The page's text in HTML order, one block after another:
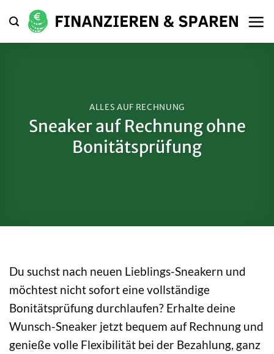
Inhalt
springen
ALLES AUF RECHNUNG
Sneaker auf Rechnung ohne
Bonitätsprüfung
Du suchst nach neuen Lieblings-Sneakern und
möchtest nicht sofort eine vollständige
Bonitätsprüfung durchlaufen? Erhalte deine
Wunsch-Sneaker jetzt bequem auf Rechnung und
genieße volle Flexibilität bei der Bezahlung, ganz